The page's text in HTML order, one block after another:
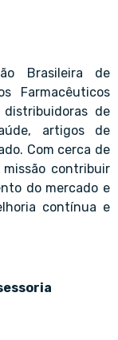
Brasileira de
Farmacêuticos
de
artigos de
Com cerca de
contribuir
do mercado e
contínua e